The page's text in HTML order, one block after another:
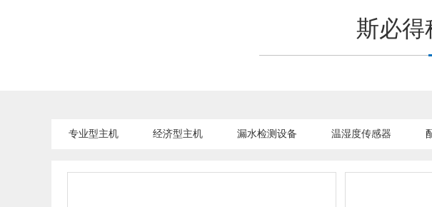
斯必得
专业型主机 经济型主机 漏水检测设备 温湿度传感器